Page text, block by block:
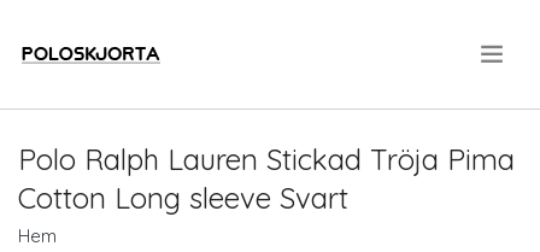
Polo Ralph Lauren Stickad Tröja Pima
Cotton Long sleeve Svart
Hem